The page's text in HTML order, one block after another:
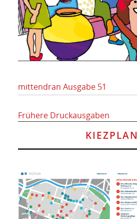
mittendran Ausgabe 51
Frühere Druckausgaben
KIEZPLAN